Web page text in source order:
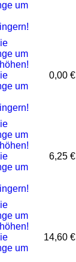
0,00 €
6,25 €
14,60 €